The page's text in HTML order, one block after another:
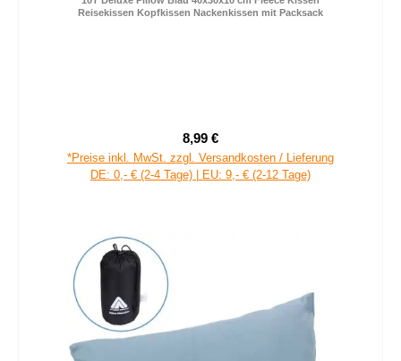
Reisekissen Kopfkissen Nackenkissen mit Packsack
8,99 €
*Preise inkl. MwSt. zzgl. Versandkosten / Lieferung
DE: 0,- € (2-4 Tage) | EU: 9,- € (2-12 Tage)